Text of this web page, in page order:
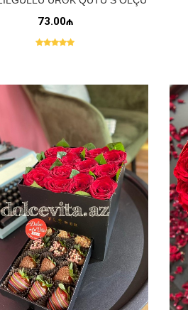
73.00₼